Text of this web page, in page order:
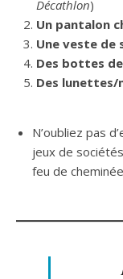
Décathlon)
Un pantalon
Une veste de
Des bottes
Des lunettes/
N’oubliez pas
jeux de
feu de